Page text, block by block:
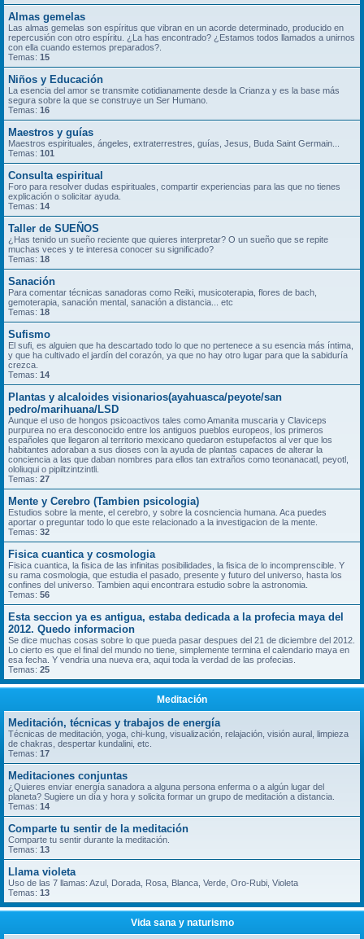
Almas gemelas
Las almas gemelas son espíritus que vibran en un acorde determinado, producido en
repercusión con otro espíritu. ¿La has encontrado? ¿Estamos todos llamados a unirnos
con ella cuando estemos preparados?.
Temas: 15
Niños y Educación
La esencia del amor se transmite cotidianamente desde la Crianza y es la base más
segura sobre la que se construye un Ser Humano.
Temas: 16
Maestros y guías
Maestros espirituales, ángeles, extraterrestres, guías, Jesus, Buda Saint Germain...
Temas: 101
Consulta espiritual
Foro para resolver dudas espirituales, compartir experiencias para las que no tienes
explicación o solicitar ayuda.
Temas: 14
Taller de SUEÑOS
¿Has tenido un sueño reciente que quieres interpretar? O un sueño que se repite
muchas veces y te interesa conocer su significado?
Temas: 18
Sanación
Para comentar técnicas sanadoras como Reiki, musicoterapia, flores de bach,
gemoterapia, sanación mental, sanación a distancia... etc
Temas: 18
Sufismo
El sufi, es alguien que ha descartado todo lo que no pertenece a su esencia más íntima,
y que ha cultivado el jardín del corazón, ya que no hay otro lugar para que la sabiduría
crezca.
Temas: 14
Plantas y alcaloides visionarios(ayahuasca/peyote/san
pedro/marihuana/LSD
Aunque el uso de hongos psicoactivos tales como Amanita muscaria y Claviceps
purpurea no era desconocido entre los antiguos pueblos europeos, los primeros
españoles que llegaron al territorio mexicano quedaron estupefactos al ver que los
habitantes adoraban a sus dioses con la ayuda de plantas capaces de alterar la
conciencia a las que daban nombres para ellos tan extraños como teonanacatl, peyotl,
ololiuqui o pipiltzintzintli.
Temas: 27
Mente y Cerebro (Tambien psicologia)
Estudios sobre la mente, el cerebro, y sobre la cosnciencia humana. Aca puedes
aportar o preguntar todo lo que este relacionado a la investigacion de la mente.
Temas: 32
Fisica cuantica y cosmologia
Fisica cuantica, la fisica de las infinitas posibilidades, la fisica de lo incomprenscible. Y
su rama cosmologia, que estudia el pasado, presente y futuro del universo, hasta los
confines del universo. Tambien aqui encontrara estudio sobre la astronomia.
Temas: 56
Esta seccion ya es antigua, estaba dedicada a la profecia maya del
2012. Quedo informacion
Se dice muchas cosas sobre lo que pueda pasar despues del 21 de diciembre del 2012.
Lo cierto es que el final del mundo no tiene, simplemente termina el calendario maya en
esa fecha. Y vendria una nueva era, aqui toda la verdad de las profecias.
Temas: 25
Meditación
Meditación, técnicas y trabajos de energía
Técnicas de meditación, yoga, chi-kung, visualización, relajación, visión aural, limpieza
de chakras, despertar kundalini, etc.
Temas: 17
Meditaciones conjuntas
¿Quieres enviar energía sanadora a alguna persona enferma o a algún lugar del
planeta? Sugiere un día y hora y solicita formar un grupo de meditación a distancia.
Temas: 14
Comparte tu sentir de la meditación
Comparte tu sentir durante la meditación.
Temas: 13
Llama violeta
Uso de las 7 llamas: Azul, Dorada, Rosa, Blanca, Verde, Oro-Rubi, Violeta
Temas: 13
Vida sana y naturismo